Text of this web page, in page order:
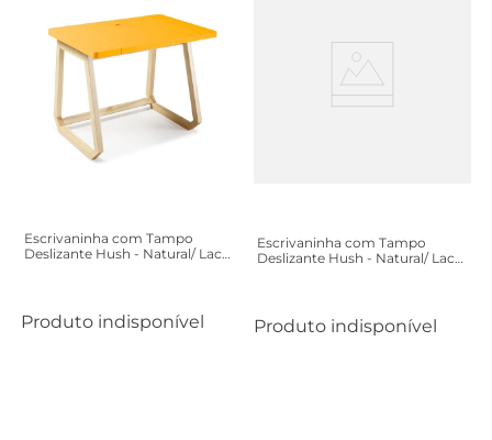
Escrivaninha com Tampo
Deslizante Hush - Natural/ Laca
Produto indisponível
Escrivaninha com Tampo
Deslizante Hush - Natural/ Laca
Produto indisponível